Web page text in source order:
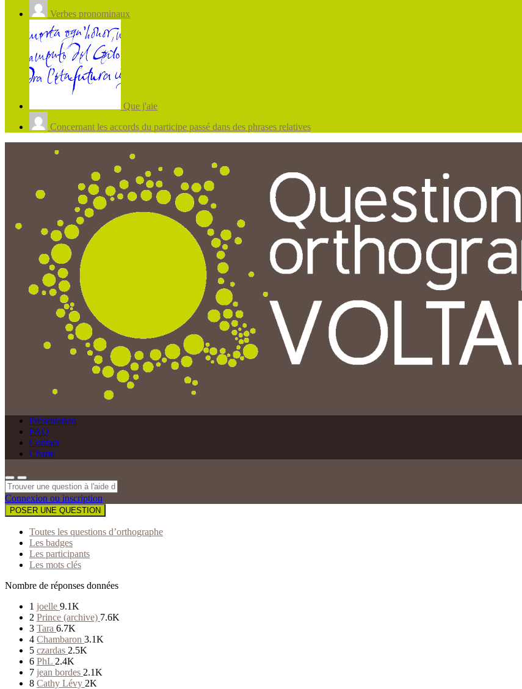
Verbes pronominaux
Que j'aie
Concernant les accords du participe passé dans des phrases relatives
Présentation
FAQ
Contact
Charte
Connexion ou inscription
POSER UNE QUESTION
Toutes les questions d’orthographe
Les badges
Les participants
Les mots clés
Nombre de réponses données
1 joelle 9.1K
2 Prince (archive) 7.6K
3 Tara 6.7K
4 Chambaron 3.1K
5 czardas 2.5K
6 PhL 2.4K
7 jean bordes 2.1K
8 Cathy Lévy 2K